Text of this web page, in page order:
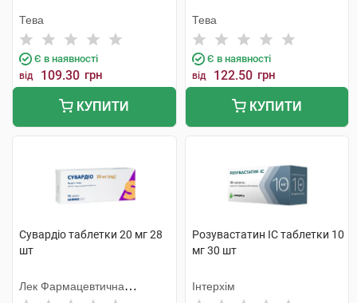
Тева
Є в наявності
від 109.30 грн
КУПИТИ
Тева
Є в наявності
від 122.50 грн
КУПИТИ
Сувардіо таблетки 20 мг 28
шт
Лек Фармацевтична
Розувастатин ІС таблетки 10
мг 30 шт
Інтерхім